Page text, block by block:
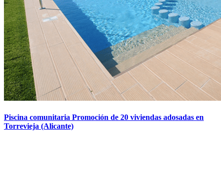
Piscina comunitaria Promoción de 20 viviendas adosadas en
Torrevieja (Alicante)